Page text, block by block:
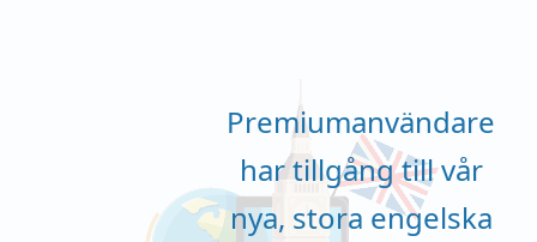
Premiumanvändare
har tillgång till vår
nya, stora engelska